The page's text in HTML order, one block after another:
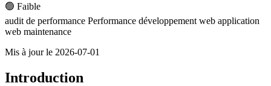
🟢 Faible
audit de performance Performance développement web application
web maintenance
Mis à jour le 2026-07-01
Introduction